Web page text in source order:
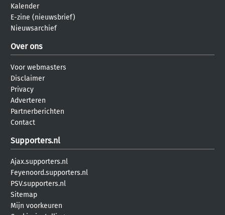
Kalender
E-zine (nieuwsbrief)
Nieuwsarchief
Over ons
Voor webmasters
Disclaimer
Privacy
Adverteren
Partnerberichten
Contact
Supporters.nl
Ajax.supporters.nl
Feyenoord.supporters.nl
PSV.supporters.nl
Sitemap
Mijn voorkeuren